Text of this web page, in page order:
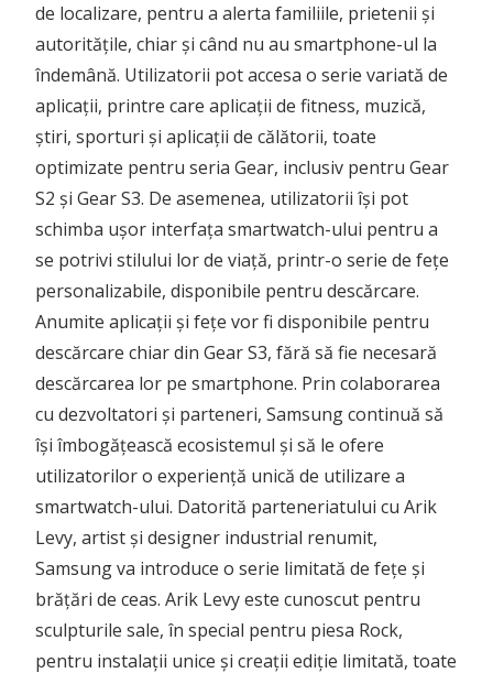
de localizare, pentru a alerta familiile, prietenii și
autoritățile, chiar și când nu au smartphone-ul la
îndemână. Utilizatorii pot accesa o serie variată de
aplicații, printre care aplicații de fitness, muzică,
știri, sporturi și aplicații de călătorii, toate
optimizate pentru seria Gear, inclusiv pentru Gear
S2 și Gear S3. De asemenea, utilizatorii își pot
schimba ușor interfața smartwatch-ului pentru a
se potrivi stilului lor de viață, printr-o serie de fețe
personalizabile, disponibile pentru descărcare.
Anumite aplicații și fețe vor fi disponibile pentru
descărcare chiar din Gear S3, fără să fie necesară
descărcarea lor pe smartphone. Prin colaborarea
cu dezvoltatori și parteneri, Samsung continuă să
își îmbogățească ecosistemul și să le ofere
utilizatorilor o experiență unică de utilizare a
smartwatch-ului. Datorită parteneriatului cu Arik
Levy, artist și designer industrial renumit,
Samsung va introduce o serie limitată de fețe și
brățări de ceas. Arik Levy este cunoscut pentru
sculpturile sale, în special pentru piesa Rock,
pentru instalații unice și creații ediție limitată, toate